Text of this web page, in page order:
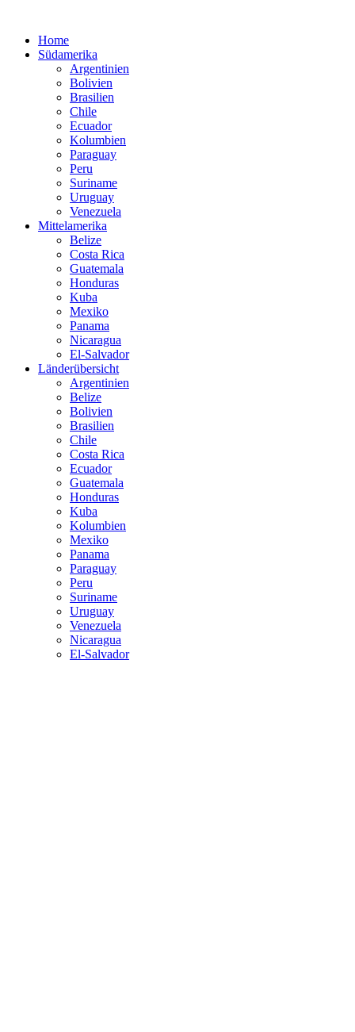
Home
Südamerika
Argentinien
Bolivien
Brasilien
Chile
Ecuador
Kolumbien
Paraguay
Peru
Suriname
Uruguay
Venezuela
Mittelamerika
Belize
Costa Rica
Guatemala
Honduras
Kuba
Mexiko
Panama
Nicaragua
El-Salvador
Länderübersicht
Argentinien
Belize
Bolivien
Brasilien
Chile
Costa Rica
Ecuador
Guatemala
Honduras
Kuba
Kolumbien
Mexiko
Panama
Paraguay
Peru
Suriname
Uruguay
Venezuela
Nicaragua
El-Salvador